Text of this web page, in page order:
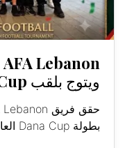
ويتوج بلقب Dana Cup العالمية
بطولة Dana Cup العالمية في الدنمارك لفئة...